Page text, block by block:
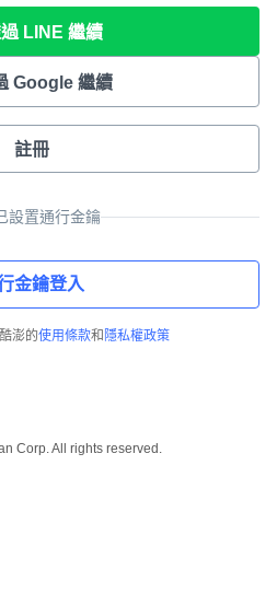
LINE 繼續
Google 繼續
註冊
設置通行金鑰
金鑰登入
澎的使用條款和 隱私權政策
Corp. All rights reserved.